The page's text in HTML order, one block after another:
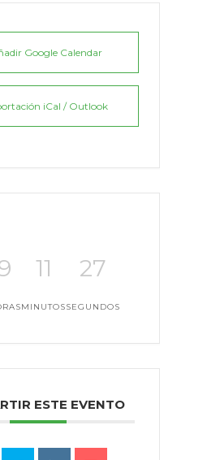
Google Calendar
iCal / Outlook
11
MINUTOS
27
SEGUNDOS
ESTE EVENTO